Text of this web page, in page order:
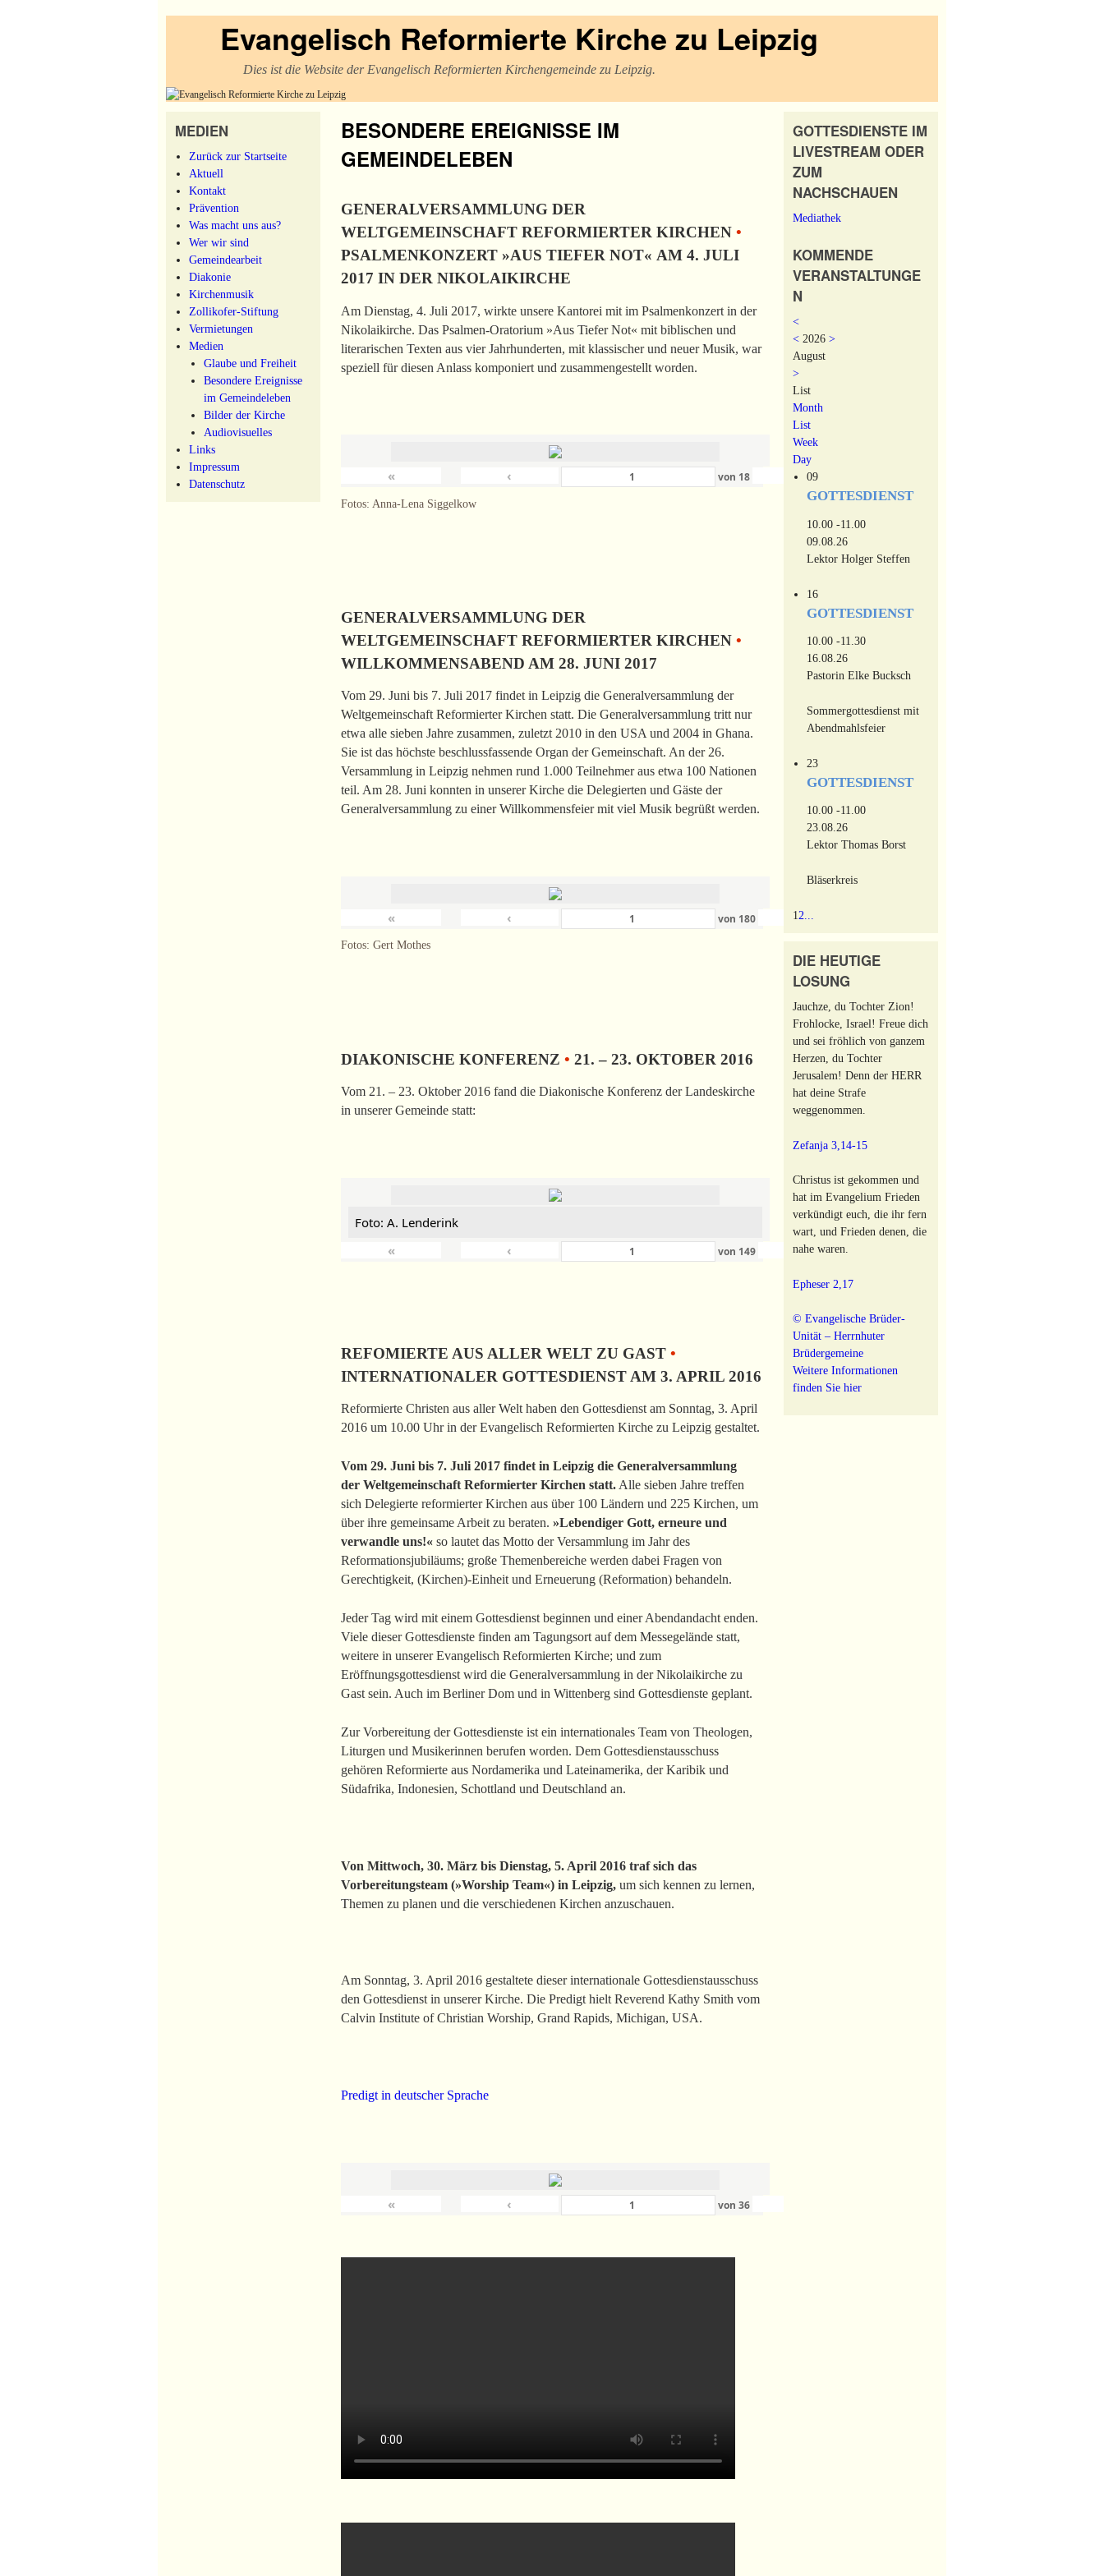
Evangelisch Reformierte Kirche zu Leipzig
Dies ist die Website der Evangelisch Reformierten Kirchengemeinde zu Leipzig.
MEDIEN
Zurück zur Startseite
Aktuell
Kontakt
Prävention
Was macht uns aus?
Wer wir sind
Gemeindearbeit
Diakonie
Kirchenmusik
Zollikofer-Stiftung
Vermietungen
Medien
Glaube und Freiheit
Besondere Ereignisse
im Gemeindeleben
Bilder der Kirche
Audiovisuelles
Links
Impressum
Datenschutz
BESONDERE EREIGNISSE IM
GEMEINDELEBEN
GENERALVERSAMMLUNG DER
WELTGEMEINSCHAFT REFORMIERTER KIRCHEN •
PSALMENKONZERT »AUS TIEFER NOT« AM 4. JULI
2017 IN DER NIKOLAIKIRCHE
Am Dienstag, 4. Juli 2017, wirkte unsere Kantorei mit im Psalmenkonzert in der
Nikolaikirche. Das Psalmen-Oratorium »Aus Tiefer Not« mit biblischen und
literarischen Texten aus vier Jahrhunderten, mit klassischer und neuer Musik, war
speziell für diesen Anlass komponiert und zusammengestellt worden.
« ‹ von 18
Fotos: Anna-Lena Siggelkow
GENERALVERSAMMLUNG DER
WELTGEMEINSCHAFT REFORMIERTER KIRCHEN •
WILLKOMMENSABEND AM 28. JUNI 2017
Vom 29. Juni bis 7. Juli 2017 findet in Leipzig die Generalversammlung der
Weltgemeinschaft Reformierter Kirchen statt. Die Generalversammlung tritt nur
etwa alle sieben Jahre zusammen, zuletzt 2010 in den USA und 2004 in Ghana.
Sie ist das höchste beschlussfassende Organ der Gemeinschaft. An der 26.
Versammlung in Leipzig nehmen rund 1.000 Teilnehmer aus etwa 100 Nationen
teil. Am 28. Juni konnten in unserer Kirche die Delegierten und Gäste der
Generalversammlung zu einer Willkommensfeier mit viel Musik begrüßt werden.
« ‹ von 180 ›
Fotos: Gert Mothes
DIAKONISCHE KONFERENZ • 21. – 23. OKTOBER 2016
Vom 21. – 23. Oktober 2016 fand die Diakonische Konferenz der Landeskirche
in unserer Gemeinde statt:
Foto: A. Lenderink
«
‹ von 149 ›
REFOMIERTE AUS ALLER WELT ZU GAST •
INTERNATIONALER GOTTESDIENST AM 3. APRIL 2016
Reformierte Christen aus aller Welt haben den Gottesdienst am Sonntag, 3. April
2016 um 10.00 Uhr in der Evangelisch Reformierten Kirche zu Leipzig gestaltet.
Vom 29. Juni bis 7. Juli 2017 findet in Leipzig die Generalversammlung
der Weltgemeinschaft Reformierter Kirchen statt. Alle sieben Jahre treffen
sich Delegierte reformierter Kirchen aus über 100 Ländern und 225 Kirchen, um
über ihre gemeinsame Arbeit zu beraten. »Lebendiger Gott, erneure und
verwandle uns!« so lautet das Motto der Versammlung im Jahr des
Reformationsjubiläums; große Themenbereiche werden dabei Fragen von
Gerechtigkeit, (Kirchen)-Einheit und Erneuerung (Reformation) behandeln.
Jeder Tag wird mit einem Gottesdienst beginnen und einer Abendandacht enden.
Viele dieser Gottesdienste finden am Tagungsort auf dem Messegelände statt,
weitere in unserer Evangelisch Reformierten Kirche; und zum
Eröffnungsgottesdienst wird die Generalversammlung in der Nikolaikirche zu
Gast sein. Auch im Berliner Dom und in Wittenberg sind Gottesdienste geplant.
Zur Vorbereitung der Gottesdienste ist ein internationales Team von Theologen,
Liturgen und Musikerinnen berufen worden. Dem Gottesdienstausschuss
gehören Reformierte aus Nordamerika und Lateinamerika, der Karibik und
Südafrika, Indonesien, Schottland und Deutschland an.
Von Mittwoch, 30. März bis Dienstag, 5. April 2016 traf sich das
Vorbereitungsteam (»Worship Team«) in Leipzig, um sich kennen zu lernen,
Themen zu planen und die verschiedenen Kirchen anzuschauen.
Am Sonntag, 3. April 2016 gestaltete dieser internationale Gottesdienstausschuss
den Gottesdienst in unserer Kirche. Die Predigt hielt Reverend Kathy Smith vom
Calvin Institute of Christian Worship, Grand Rapids, Michigan, USA.
Predigt in deutscher Sprache
« ‹ von 36
GOTTESDIENSTE IM
LIVESTREAM ODER
ZUM
NACHSCHAUEN
Mediathek
KOMMENDE
VERANSTALTUNGE
N
<
< 2026 >
August
>
List
Month
List
Week
Day
09
GOTTESDIENST
10.00 -11.00
09.08.26
Lektor Holger Steffen
16
GOTTESDIENST
10.00 -11.30
16.08.26
Pastorin Elke Bucksch
Sommergottesdienst mit
Abendmahlsfeier
23
GOTTESDIENST
10.00 -11.00
23.08.26
Lektor Thomas Borst
Bläserkreis
12
DIE HEUTIGE
LOSUNG
Jauchze, du Tochter Zion!
Frohlocke, Israel! Freue dich
und sei fröhlich von ganzem
Herzen, du Tochter
Jerusalem! Denn der HERR
hat deine Strafe
weggenommen.
Zefanja 3,14-15
Christus ist gekommen und
hat im Evangelium Frieden
verkündigt euch, die ihr fern
wart, und Frieden denen, die
nahe waren.
Epheser 2,17
© Evangelische Brüder-
Unität – Herrnhuter
Brüdergemeine
Weitere Informationen
finden Sie hier